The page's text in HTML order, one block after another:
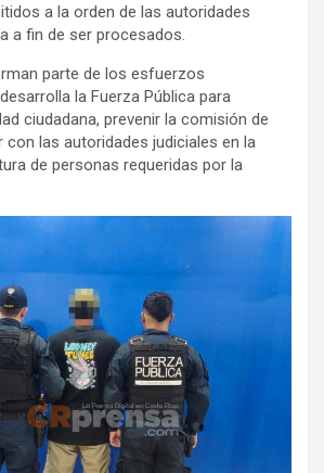
a la orden de las autoridades
a fin de ser procesados.
parte de los esfuerzos
la Fuerza Pública para
ciudadana, prevenir la comisión de
las autoridades judiciales en la
de personas requeridas por la